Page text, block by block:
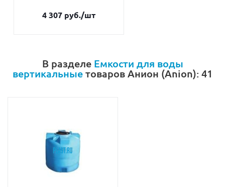
4 307 руб./шт
В разделе Емкости для воды
вертикальныетоваров Анион (Anion): 41